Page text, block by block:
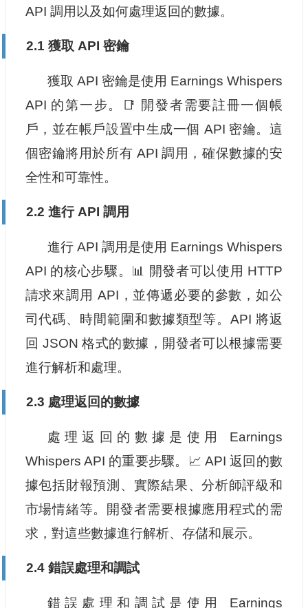
API 調用以及如何處理返回的數據。
2.1 獲取 API 密鑰
獲取 API 密鑰是使用 Earnings Whispers
API 的第一步。📑 開發者需要註冊一個帳
戶，並在帳戶設置中生成一個 API 密鑰。這
個密鑰將用於所有 API 調用，確保數據的安
全性和可靠性。
2.2 進行 API 調用
進行 API 調用是使用 Earnings Whispers
API 的核心步驟。📊 開發者可以使用 HTTP
請求來調用 API，並傳遞必要的參數，如公
司代碼、時間範圍和數據類型等。API 將返
回 JSON 格式的數據，開發者可以根據需要
進行解析和處理。
2.3 處理返回的數據
處理返回的數據是使用 Earnings
Whispers API 的重要步驟。📈 API 返回的數
據包括財報預測、實際結果、分析師評級和
市場情緒等。開發者需要根據應用程式的需
求，對這些數據進行解析、存儲和展示。
2.4 錯誤處理和調試
錯誤處理和調試是使用 Earnings